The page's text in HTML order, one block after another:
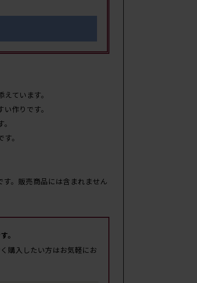
ています。
作りです。
。
す。販売商品には含まれません
。
購入したい方はお気軽にお